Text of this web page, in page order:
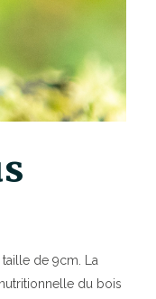
de 9cm. La
du bois